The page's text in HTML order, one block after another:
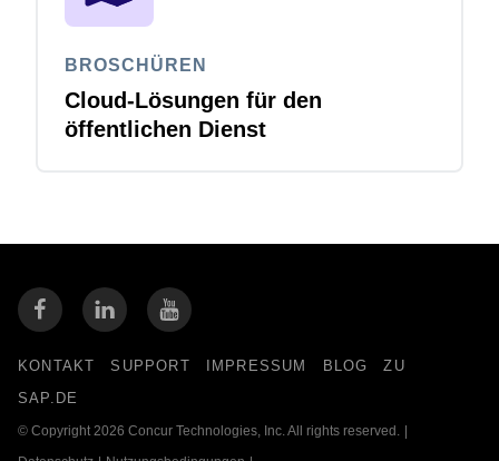
BROSCHÜREN
Cloud-Lösungen für den
öffentlichen Dienst
KONTAKT SUPPORT IMPRESSUM BLOG
ZU
SAP.DE
© Copyright 2026 Concur Technologies, Inc. All rights reserved.